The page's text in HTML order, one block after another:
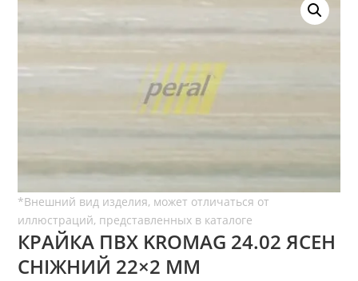
КРАЙКА ПВХ KROMAG 24.02 ЯСЕН
СНІЖНИЙ 22×2 ММ